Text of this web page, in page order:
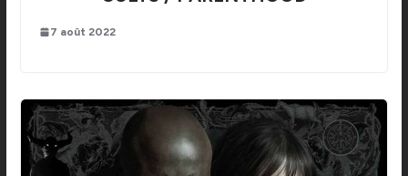
7 août 2022